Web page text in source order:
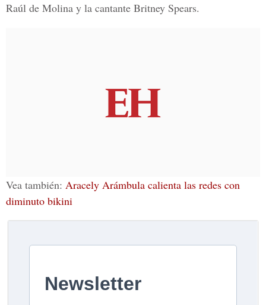
Raúl de Molina y la cantante Britney Spears.
Vea también: Aracely Arámbula calienta las redes con
diminuto bikini